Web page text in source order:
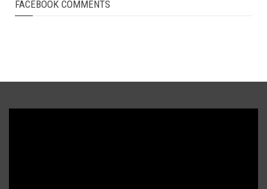
FACEBOOK COMMENTS